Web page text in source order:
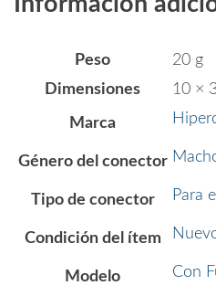
Peso
20 g
Dimensiones
10 ×
Marca
Género del conector
Tipo de conector Para
Condición del ítem
Modelo Con